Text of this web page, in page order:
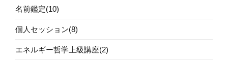
名前鑑定(10)
個人セッション(8)
エネルギー哲学上級講座(2)